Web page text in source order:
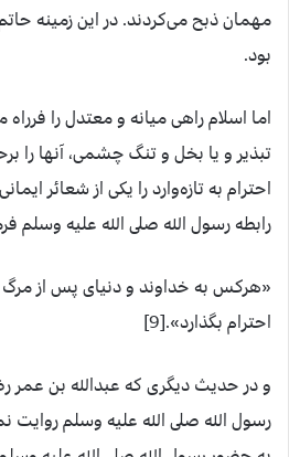
مهمان ذبح می‌کردند. در این زمینه
بود.
اما اسلام راهی میانه و معتدل را فرراه
تبذیر و یا بخل و تنگ چشمی، آنها را
احترام به تازه‌وارد را یکی از شعائر
رابطه رسول الله صلى الله عليه وسلم
«هرکس به خداوند و دنیای پس از مرگ
احترام بگذارد».[9]
و در حدیث دیگری که عبدالله بن عمر
رسول الله صلى الله عليه وسلم